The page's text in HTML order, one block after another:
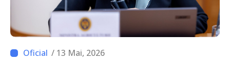
/ 13 Mai, 2026